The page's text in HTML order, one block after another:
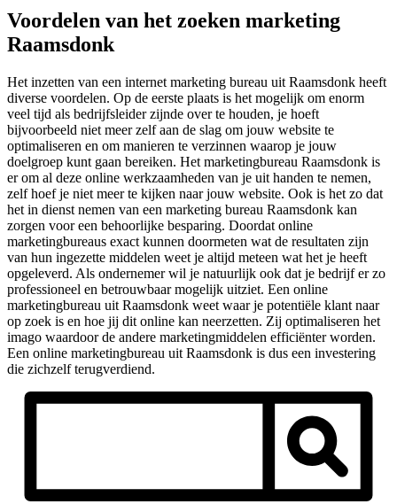
Voordelen van het zoeken marketing
Raamsdonk
Het inzetten van een internet marketing bureau uit Raamsdonk heeft
diverse voordelen. Op de eerste plaats is het mogelijk om enorm
veel tijd als bedrijfsleider zijnde over te houden, je hoeft
bijvoorbeeld niet meer zelf aan de slag om jouw website te
optimaliseren en om manieren te verzinnen waarop je jouw
doelgroep kunt gaan bereiken. Het marketingbureau Raamsdonk is
er om al deze online werkzaamheden van je uit handen te nemen,
zelf hoef je niet meer te kijken naar jouw website. Ook is het zo dat
het in dienst nemen van een marketing bureau Raamsdonk kan
zorgen voor een behoorlijke besparing. Doordat online
marketingbureaus exact kunnen doormeten wat de resultaten zijn
van hun ingezette middelen weet je altijd meteen wat het je heeft
opgeleverd. Als ondernemer wil je natuurlijk ook dat je bedrijf er zo
professioneel en betrouwbaar mogelijk uitziet. Een online
marketingbureau uit Raamsdonk weet waar je potentiële klant naar
op zoek is en hoe jij dit online kan neerzetten. Zij optimaliseren het
imago waardoor de andere marketingmiddelen efficiënter worden.
Een online marketingbureau uit Raamsdonk is dus een investering
die zichzelf terugverdiend.